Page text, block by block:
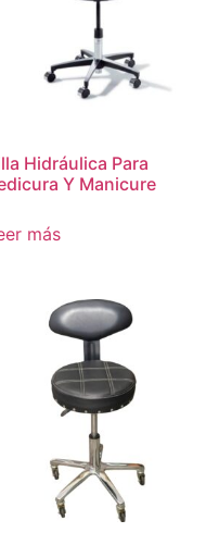
Hidráulica Para
Y Manicure
más